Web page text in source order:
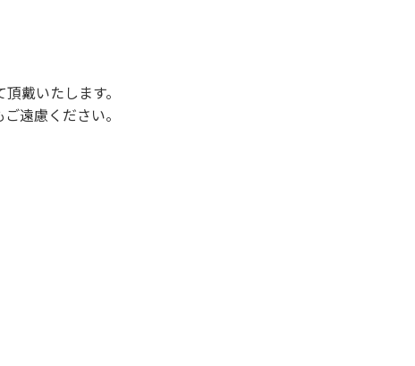
ださい。日帰り使用の方及び午前７時30分前
になりやすく、過去にも増水により人が流
りに注意し、濁り始めたときには直ちに川原
。
戴いたします。
遠慮ください。